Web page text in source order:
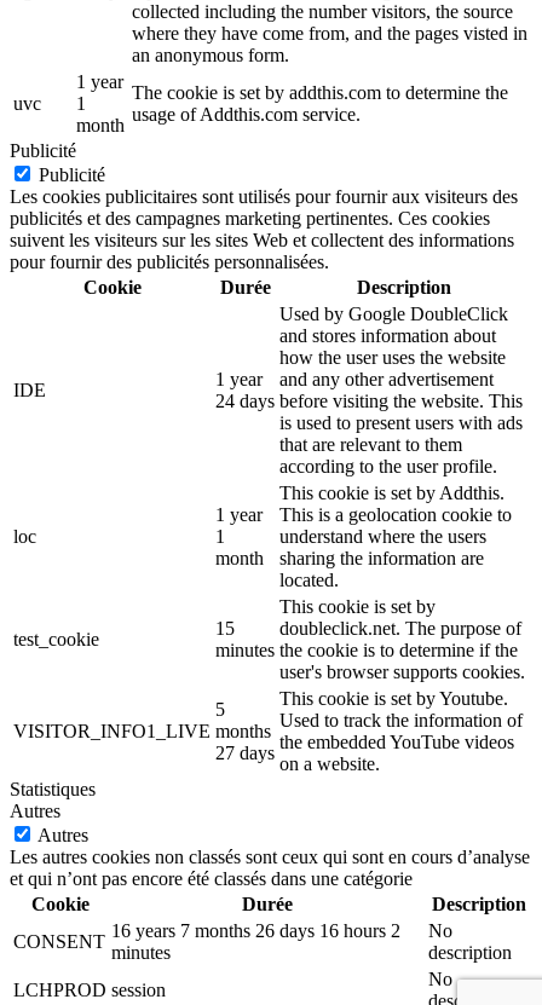
collected including the number visitors, the source
where they have come from, and the pages visted in
an anonymous form.
uvc
1 year
1
month
The cookie is set by addthis.com to determine the
usage of Addthis.com service.
Publicité
Publicité
Les cookies publicitaires sont utilisés pour fournir aux visiteurs des
publicités et des campagnes marketing pertinentes. Ces cookies
suivent les visiteurs sur les sites Web et collectent des informations
pour fournir des publicités personnalisées.
Cookie
Durée Description
IDE
1 year
24 days
Used by Google DoubleClick
and stores information about
how the user uses the website
and any other advertisement
before visiting the website. This
is used to present users with ads
that are relevant to them
according to the user profile.
loc
1 year
1
month
This cookie is set by Addthis.
This is a geolocation cookie to
understand where the users
sharing the information are
located.
test_cookie
15
minutes
This cookie is set by
doubleclick.net. The purpose of
the cookie is to determine if the
user's browser supports cookies.
VISITOR_INFO1_LIVE
5
months
27 days
This cookie is set by Youtube.
Used to track the information of
the embedded YouTube videos
on a website.
Statistiques
Autres
Autres
Les autres cookies non classés sont ceux qui sont en cours d’analyse
et qui n’ont pas encore été classés dans une catégorie
Cookie
Durée
Description
CONSENT
16 years 7 months 26 days 16 hours 2
minutes
No
description
LCHPROD session
No
description